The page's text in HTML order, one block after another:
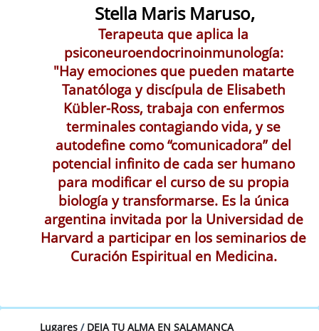
Stella Maris Maruso,
Terapeuta que aplica la
psiconeuroendocrinoinmunología:
"Hay emociones que pueden matarte
Tanatóloga y discípula de Elisabeth
Kübler-Ross, trabaja con enfermos
terminales contagiando vida, y se
autodefine como “comunicadora” del
potencial infinito de cada ser humano
para modificar el curso de su propia
biología y transformarse. Es la única
argentina invitada por la Universidad de
Harvard a participar en los seminarios de
Curación Espiritual en Medicina.
Lugares / DEJA TU ALMA EN SALAMANCA